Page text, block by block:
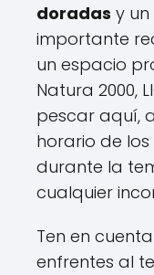
doradas y
importante
un espacio
Natura 2000,
pescar aquí,
horario de
durante la
cualquier
Ten en
enfrentes al